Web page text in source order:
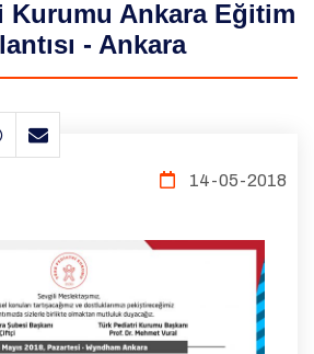
Kurumu Ankara Eğitim
- Ankara
14-05-2018